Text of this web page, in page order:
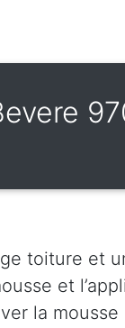
toiture et
et
la mousse